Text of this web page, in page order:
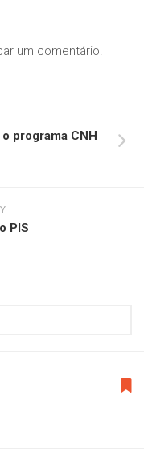
um comentário.
programa CNH
PIS